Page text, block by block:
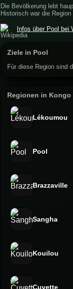
Die Bevölkerung lebt
Historisch war die
Infos über Pool bei
Ziele in Pool
Für diese Region sind
Regionen in Kongo
Lékoumou
Pool
Brazzaville
Sangha
Kouilou
Cuvette